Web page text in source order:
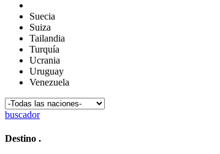
Suecia
Suiza
Tailandia
Turquía
Ucrania
Uruguay
Venezuela
buscador
Destino .